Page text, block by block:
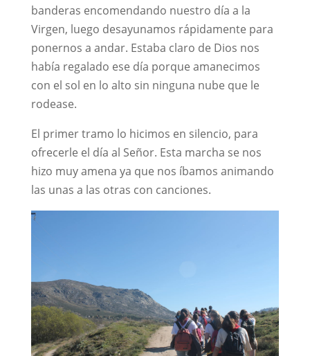
banderas encomendando nuestro día a la
Virgen, luego desayunamos rápidamente para
ponernos a andar. Estaba claro de Dios nos
había regalado ese día porque amanecimos
con el sol en lo alto sin ninguna nube que le
rodease.
El primer tramo lo hicimos en silencio, para
ofrecerle el día al Señor. Esta marcha se nos
hizo muy amena ya que nos íbamos animando
las unas a las otras con canciones.